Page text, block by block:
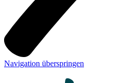
Navigation überspringen